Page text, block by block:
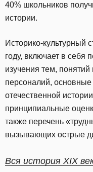
40% школьников
истории.
Историко-культурный
году, включает в себя
изучения тем,
персоналий,
отечественной
принципиальные
также перечень
вызывающих острые
Вся история XIX